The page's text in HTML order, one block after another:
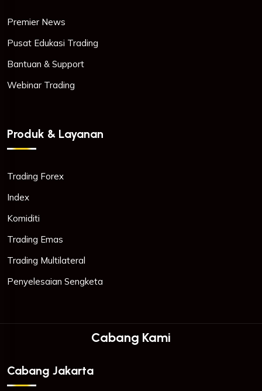
Premier News
Pusat Edukasi Trading
Bantuan & Support
Webinar Trading
Produk & Layanan
Trading Forex
Index
Komiditi
Trading Emas
Trading Multilateral
Penyelesaian Sengketa
Cabang Kami
Cabang Jakarta